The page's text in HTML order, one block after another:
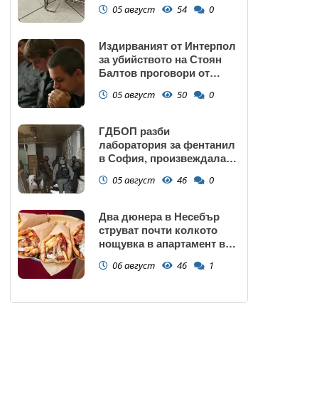
05 август 54 0
Издирваният от Интерпол
за убийството на Стоян
Балтов проговори от
05 август 50 0
ГДБОП разби
лаборатория за фентанил
в София, произвеждала
(снимки)
05 август 46 0
Два дюнера в Несебър
струват почти колкото
нощувка в апартамент в
06 август 46 1